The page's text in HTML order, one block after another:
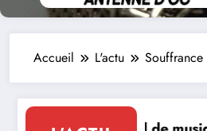
Accueil L'actu Souffrance